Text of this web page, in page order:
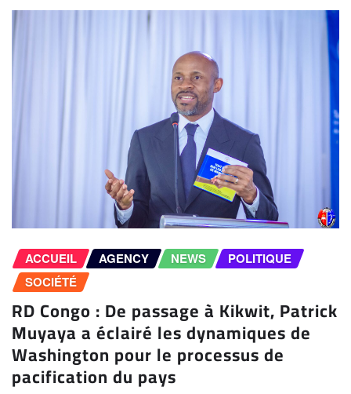
ACCUEIL AGENCY NEWS
POLITIQUE
SOCIÉTÉ
RD Congo : De passage à Kikwit, Patrick
Muyaya a éclairé les dynamiques de
Washington pour le processus de
pacification du pays